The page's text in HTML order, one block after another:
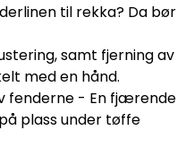
til rekka? Da bør
samt fjerning av
med en hånd.
fenderne - En fjærende
plass under tøffe